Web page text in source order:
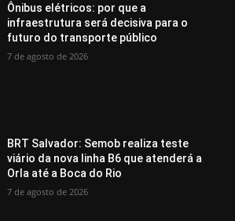
Ônibus elétricos: por que a
infraestrutura será decisiva para o
futuro do transporte público
7 de agosto de 2026
BRT Salvador: Semob realiza teste
viário da nova linha B6 que atenderá a
Orla até a Boca do Rio
7 de agosto de 2026